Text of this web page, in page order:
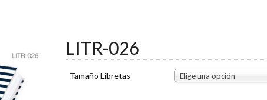
LITR-026
Tamaño Libretas Elige una opción